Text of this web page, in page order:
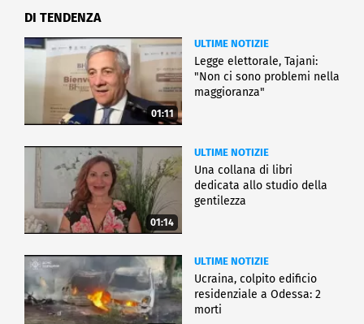
DI TENDENZA
01:11
ULTIME NOTIZIE
Legge elettorale, Tajani:
"Non ci sono problemi nella
maggioranza"
01:14
ULTIME NOTIZIE
Una collana di libri
dedicata allo studio della
gentilezza
ULTIME NOTIZIE
Ucraina, colpito edificio
residenziale a Odessa: 2
morti